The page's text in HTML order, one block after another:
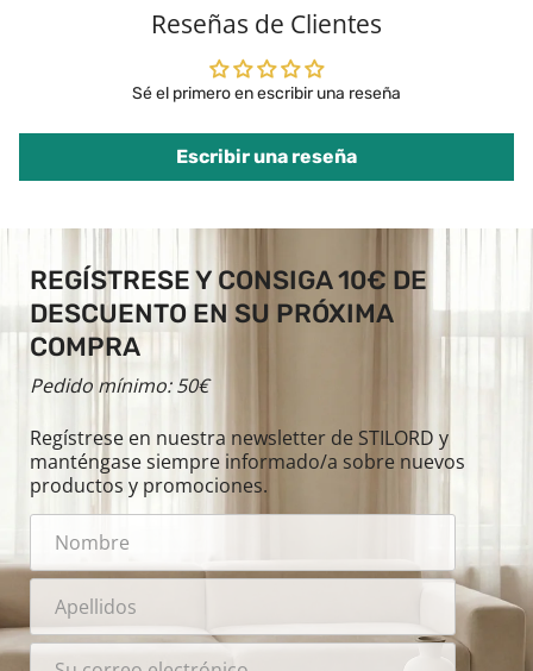
Reseñas de Clientes
Sé el primero en escribir una reseña
Escribir una reseña
REGÍSTRESE Y CONSIGA 10€ DE
DESCUENTO EN SU PRÓXIMA
COMPRA
Pedido mínimo: 50€
Regístrese en nuestra newsletter de STILORD y
manténgase siempre informado/a sobre nuevos
productos y promociones.